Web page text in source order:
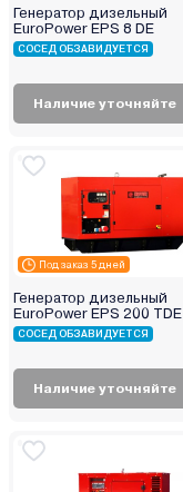
Генератор дизельный
EuroPower EPS 8 DE
СОСЕД ОБЗАВИДУЕТСЯ
Наличие уточняйте
Под заказ 5 дней
Генератор дизельный
EuroPower EPS 200 TDE
СОСЕД ОБЗАВИДУЕТСЯ
Наличие уточняйте